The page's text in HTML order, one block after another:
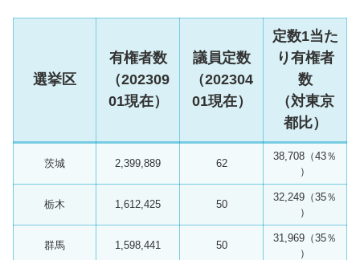
選挙区
有権者数
（202309
01現在）
議員定数
（202304
01現在）
定数1当た
り有権者
数
（対東京
都比）
茨城 2,399,889 62
38,708（43％
）
栃木 1,612,425 50
32,249（35％
）
群馬 1,598,441 50
31,969（35％
）